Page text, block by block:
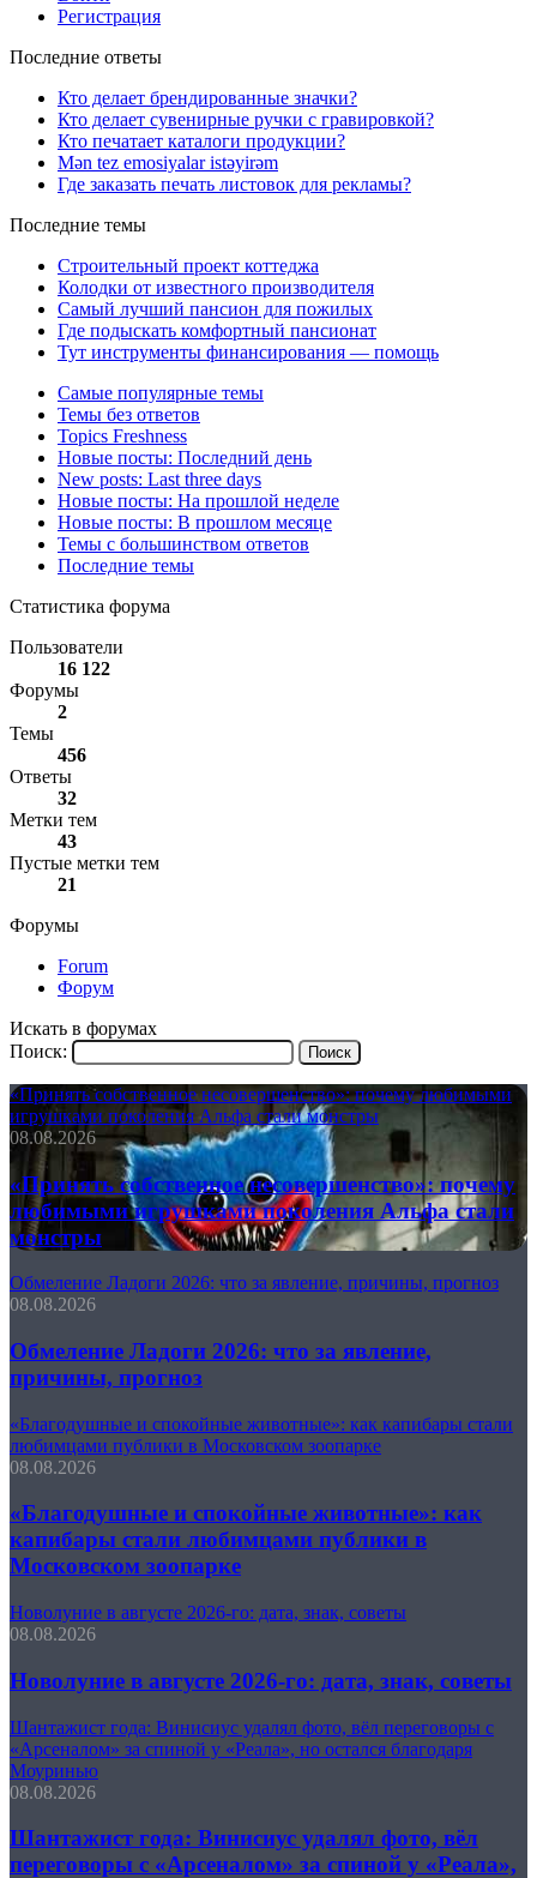
Регистрация
Последние ответы
Кто делает брендированные значки?
Кто делает сувенирные ручки с гравировкой?
Кто печатает каталоги продукции?
Mən tez emosiyalar istəyirəm
Где заказать печать листовок для рекламы?
Последние темы
Строительный проект коттеджа
Колодки от известного производителя
Самый лучший пансион для пожилых
Где подыскать комфортный пансионат
Тут инструменты финансирования — помощь
Самые популярные темы
Темы без ответов
Topics Freshness
Новые посты: Последний день
New posts: Last three days
Новые посты: На прошлой неделе
Новые посты: В прошлом месяце
Темы с большинством ответов
Последние темы
Статистика форума
Пользователи
16 122
Форумы
2
Темы
456
Ответы
32
Метки тем
43
Пустые метки тем
21
Форумы
Forum
Форум
Искать в форумах
Поиск:
«Принять собственное несовершенство»: почему любимыми
игрушками поколения Альфа стали монстры
08.08.2026
«Принять собственное несовершенство»: почему
любимыми игрушками поколения Альфа стали
монстры
Обмеление Ладоги 2026: что за явление, причины, прогноз
08.08.2026
Обмеление Ладоги 2026: что за явление,
причины, прогноз
«Благодушные и спокойные животные»: как капибары стали
любимцами публики в Московском зоопарке
08.08.2026
«Благодушные и спокойные животные»: как
капибары стали любимцами публики в
Московском зоопарке
Новолуние в августе 2026-го: дата, знак, советы
08.08.2026
Новолуние в августе 2026-го: дата, знак, советы
Шантажист года: Винисиус удалял фото, вёл переговоры с
«Арсеналом» за спиной у «Реала», но остался благодаря
Моуринью
08.08.2026
Шантажист года: Винисиус удалял фото, вёл
переговоры с «Арсеналом» за спиной у «Реала»,